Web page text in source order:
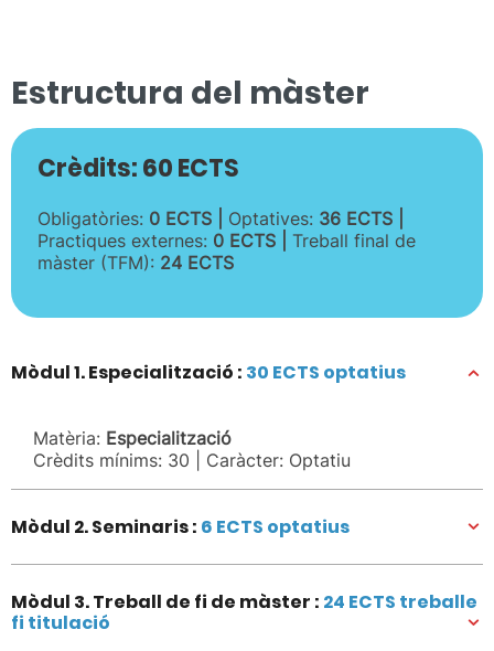
Estructura del màster
Crèdits: 60 ECTS
Obligatòries: 0 ECTS | Optatives: 36 ECTS |
Practiques externes: 0 ECTS | Treball final de
màster (TFM): 24 ECTS
Mòdul 1. Especialització : 30 ECTS optatius
Matèria: Especialització
Crèdits mínims: 30 | Caràcter: Optatiu
Mòdul 2. Seminaris : 6 ECTS optatius
Mòdul 3. Treball de fi de màster : 24 ECTS treballe
fi titulació